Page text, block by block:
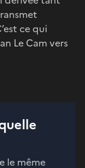
ce qui
Le Cam vers
le même